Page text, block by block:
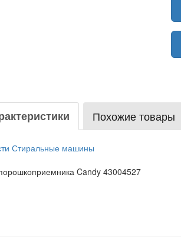
Похожие товары
Стиральные машины
Candy 43004527